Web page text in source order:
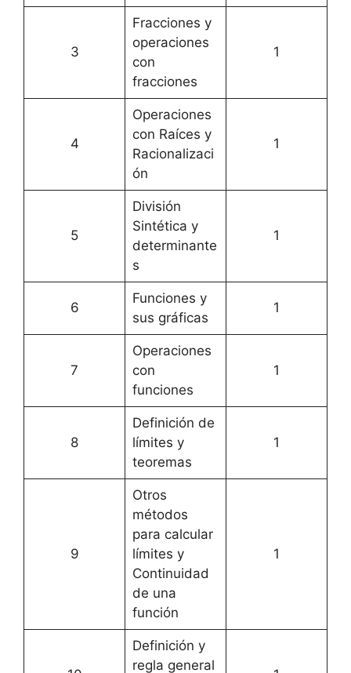
3
Fracciones y
operaciones
con
fracciones
1
4
Operaciones
con Raíces y
Racionalizaci
ón
1
5
División
Sintética y
determinante
s
1
6
Funciones y
sus gráficas
1
7
Operaciones
con
funciones
1
8
Definición de
límites y
teoremas
1
9
Otros
métodos
para calcular
límites y
Continuidad
de una
función
1
Definición y
regla general